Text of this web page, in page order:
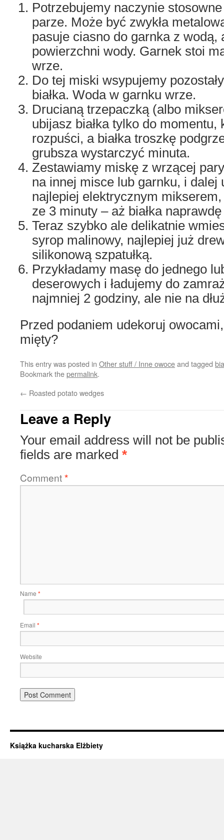
Potrzebujemy naczynie
parze. Może być zwykła
pasuje ciasno do garnka z wodą,
powierzchni wody. Garnek stoi
wrze.
Do tej miski wsypujemy
białka. Woda w garnku wrze.
Drucianą trzepaczką (albo
ubijasz białka tylko do momentu,
rozpuści, a białka troszkę
grubsza wystarczyć minuta.
Zestawiamy miskę z wrzącej
na innej misce lub garnku, i dalej
najlepiej elektrycznym
ze 3 minuty – aż białka
Teraz szybko ale delikatnie
syrop malinowy, najlepiej już
silikonową szpatułką.
Przykładamy masę do jednego
deserowych i ładujemy do
najmniej 2 godziny, ale nie na
Przed podaniem udekoruj
mięty?
This entry was posted in Other stuff / Inne owoceand tagged
Bookmark thepermalink.
← Roasted potato wedges
Leave a Reply
Your email address will not be
fields are marked *
Comment*
Name *
Email *
Website
Książka kucharska Elżbiety